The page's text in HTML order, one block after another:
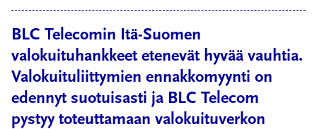
BLC Telecomin Itä-Suomen
valokuituhankkeet etenevät hyvää vauhtia.
Valokuituliittymien ennakkomyynti on
edennyt suotuisasti ja BLC Telecom
pystyy toteuttamaan valokuituverkon